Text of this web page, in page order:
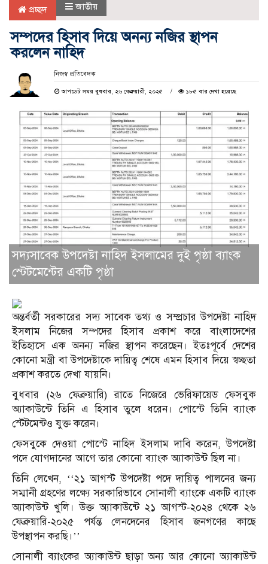
প্রচ্ছদ জাতীয়
সম্পদের হিসাব দিয়ে অনন্য নজির স্থাপন
করলেন নাহিদ
নিজস্ব প্রতিবেদক
আপডেট সময় বুধবার, ২৬ ফেব্রুয়ারী, ২০২৫ ১৮৫ বার দেখা হয়েছে
সদ্যসাবেক উপদেষ্টা নাহিদ ইসলামের দুই পৃষ্ঠা ব্যাংক
স্টেটমেন্টের একটি পৃষ্ঠা
অন্তর্বর্তী সরকারের সদ্য সাবেক তথ্য ও সম্প্রচার উপদেষ্টা নাহিদ
ইসলাম নিজের সম্পদের হিসাব প্রকাশ করে বাংলাদেশের
ইতিহাসে এক অনন্য নজির স্থাপন করেছেন। ইতঃপূর্বে দেশের
কোনো মন্ত্রী বা উপদেষ্টাকে দায়িত্ব শেষে এমন হিসাব দিয়ে স্বচ্ছতা
প্রকাশ করতে দেখা যায়নি।
বুধবার (২৬ ফেব্রুয়ারি) রাতে নিজেরে ভেরিফায়েড ফেসবুক
অ্যাকাউন্টে তিনি এ হিসাব তুলে ধরেন। পোস্টে তিনি ব্যাংক
স্টেটমেন্টও যুক্ত করেন।
ফেসবুকে দেওয়া পোস্টে নাহিদ ইসলাম দাবি করেন, উপদেষ্টা
পদে যোগদানের আগে তার কোনো ব্যাংক অ্যাকাউন্ট ছিল না।
তিনি লেখেন, ‘‘২১ আগস্ট উপদেষ্টা পদে দায়িত্ব পালনের জন্য
সম্মানী গ্রহণের লক্ষ্যে সরকারিভাবে সোনালী ব্যাংকে একটি ব্যাংক
অ্যাকাউন্ট খুলি। উক্ত অ্যাকাউন্টে ২১ আগস্ট-২০২৪ থেকে ২৬
ফেব্রুয়ারি-২০২৫ পর্যন্ত লেনদেনের হিসাব জনগণের কাছে
উপস্থাপন করছি।’’
সোনালী ব্যাংকের অ্যাকাউন্ট ছাড়া অন্য আর কোনো অ্যাকাউন্ট